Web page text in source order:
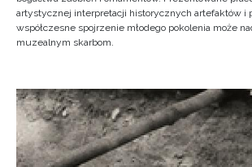
artystycznej interpretacji historycznych artefaktów i
współczesne spojrzenie młodego pokolenia może
muzealnym skarbom.